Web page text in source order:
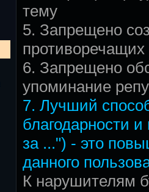
тему
5. Запрещено
6. Запрещено
упоминание
7. Лучший
благодарности
за ...") - это
данного
К нарушителям